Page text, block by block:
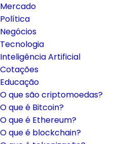
Mercado
Política
Negócios
Tecnologia
Inteligência Artificial
Cotações
Educação
O que são criptomoedas?
O que é Bitcoin?
O que é Ethereum?
O que é blockchain?